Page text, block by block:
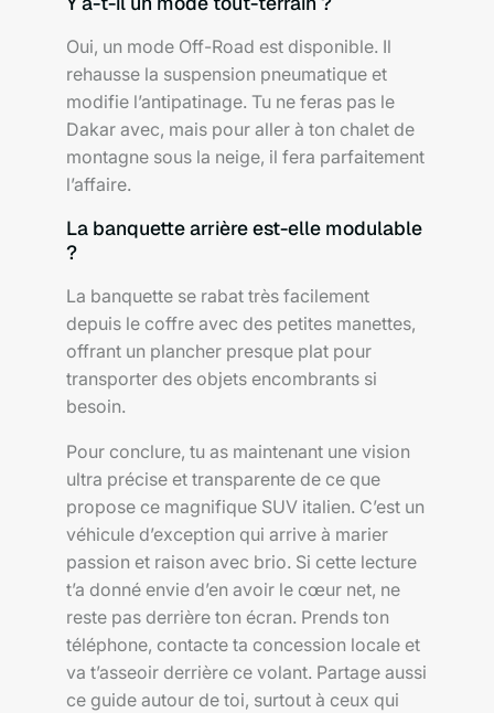
Oui, un mode Off-Road est disponible. Il
rehausse la suspension pneumatique et
modifie l’antipatinage. Tu ne feras pas le
Dakar avec, mais pour aller à ton chalet de
montagne sous la neige, il fera parfaitement
l’affaire.
La banquette arrière est-elle modulable
?
La banquette se rabat très facilement
depuis le coffre avec des petites manettes,
offrant un plancher presque plat pour
transporter des objets encombrants si
besoin.
Pour conclure, tu as maintenant une vision
ultra précise et transparente de ce que
propose ce magnifique SUV italien. C’est un
véhicule d’exception qui arrive à marier
passion et raison avec brio. Si cette lecture
t’a donné envie d’en avoir le cœur net, ne
reste pas derrière ton écran. Prends ton
téléphone, contacte ta concession locale et
va t’asseoir derrière ce volant. Partage aussi
ce guide autour de toi, surtout à ceux qui